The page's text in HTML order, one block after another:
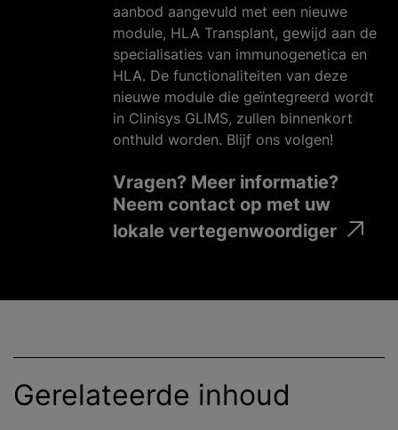
aanbod aangevuld met een nieuwe
module, HLA Transplant, gewijd aan de
specialisaties van immunogenetica en
HLA. De functionaliteiten van deze
nieuwe module die geïntegreerd wordt
in Clinisys GLIMS, zullen binnenkort
onthuld worden. Blijf ons volgen!
Vragen? Meer informatie?
Neem contact op met uw
lokale vertegenwoordiger
Gerelateerde inhoud